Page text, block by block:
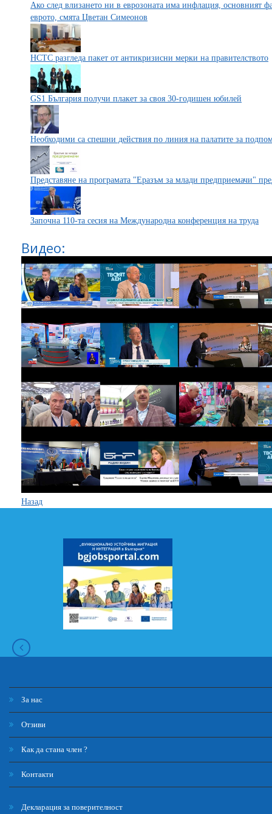
Ако след влизането ни в еврозоната има инфлация, основният
еврото, смята Цветан Симеонов
НСТС разгледа пакет от антикризисни мерки на правителството
GS1 България получи плакет за своя 30-годишен юбилей
Необходими са спешни действия по линия на палатите за
Представяне на програмата "Еразъм за млади предприемачи"
Започна 110-та сесия на Международна конференция на труда
Видео:
Назад
За нас
Отзиви
Как да стана член ?
Контакти
Декларация за поверителност